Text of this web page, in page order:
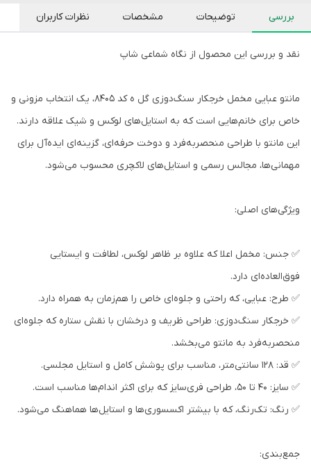
بررسی توضیحات مشخصات نظرات کاربران
نقد و بررسی این محصول از نگاه شماعی شاپ
مانتو عبایی مخمل خرجکار سنگ‌دوزی گل ه کد 8405، یک انتخاب مزونی و
خاص برای خانم‌هایی است که به استایل‌های لوکس و شیک علاقه دارند.
این مانتو با طراحی منحصر‌به‌فرد و دوخت حرفه‌ای، گزینه‌ای ایده‌آل برای
مهمانی‌ها، مجالس رسمی و استایل‌های لاکچری محسوب می‌شود.
ویژگی‌های اصلی:
✅ جنس: مخمل اعلا که علاوه بر ظاهر لوکس، لطافت و ایستایی
فوق‌العاده‌ای دارد.
✅ طرح: عبایی، که راحتی و جلوه‌ای خاص را هم‌زمان به همراه دارد.
✅ خرجکار سنگ‌دوزی: طراحی ظریف و درخشان با نقش ستاره که جلوه‌ای
منحصربه‌فرد به مانتو می‌بخشد.
✅ قد: 128 سانتی‌متر، مناسب برای پوشش کامل و استایل مجلسی.
✅ سایز: 40 تا 50، طراحی فری‌سایز که برای اکثر اندام‌ها مناسب است.
✅ رنگ: تک‌رنگ، که با بیشتر اکسسوری‌ها و استایل‌ها هماهنگ می‌شود.
جمع‌بندی: